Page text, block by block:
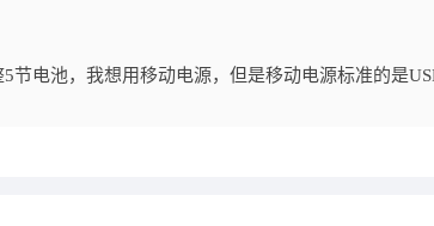
节电池，我想用移动电源，但是移动电源标准的是